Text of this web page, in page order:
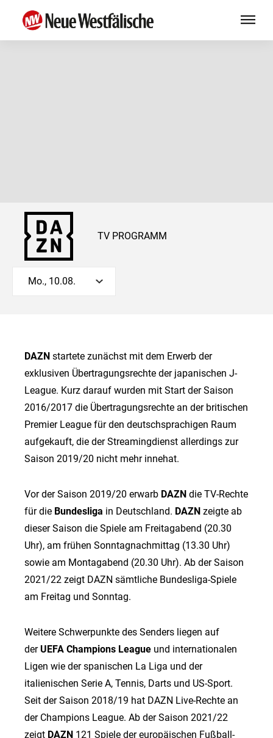
TV PROGRAMM
Mo., 10.08.
DAZN startete zunächst mit dem Erwerb der
exklusiven Übertragungsrechte der japanischen J-
League. Kurz darauf wurden mit Start der Saison
2016/2017 die Übertragungsrechte an der britischen
Premier League für den deutschsprachigen Raum
aufgekauft, die der Streamingdienst allerdings zur
Saison 2019/20 nicht mehr innehat.
Vor der Saison 2019/20 erwarb DAZN die TV-Rechte
für die Bundesliga in Deutschland. DAZN zeigte ab
dieser Saison die Spiele am Freitagabend (20.30
Uhr), am frühen Sonntagnachmittag (13.30 Uhr)
sowie am Montagabend (20.30 Uhr). Ab der Saison
2021/22 zeigt DAZN sämtliche Bundesliga-Spiele
am Freitag und Sonntag.
Weitere Schwerpunkte des Senders liegen auf
derUEFA Champions League und internationalen
Ligen wie der spanischen La Liga und der
italienischen Serie A, Tennis, Darts und US-Sport.
Seit der Saison 2018/19 hat DAZN Live-Rechte an
der Champions League. Ab der Saison 2021/22
zeigt DAZN 121 Spiele der europäischen Fußball-